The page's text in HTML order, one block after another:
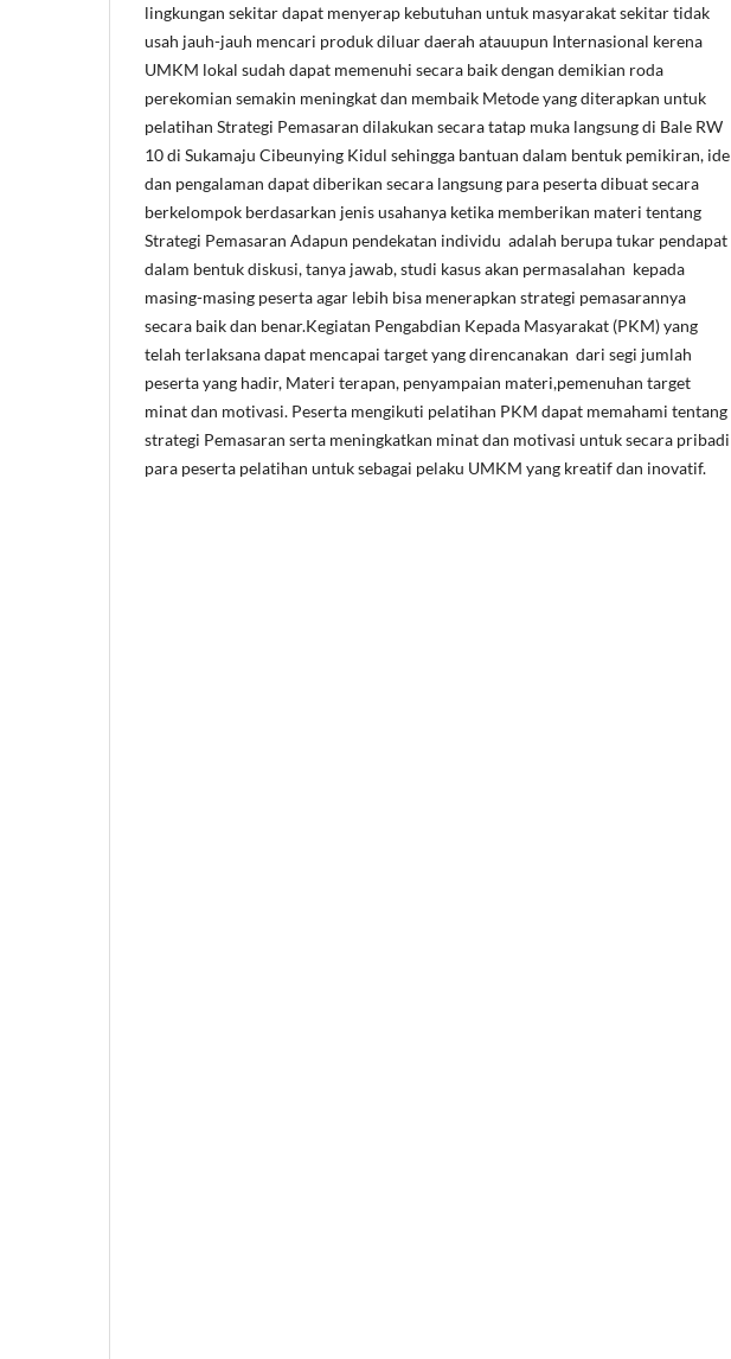
lingkungan sekitar dapat menyerap kebutuhan untuk masyarakat sekitar tidak
usah jauh-jauh mencari produk diluar daerah atauupun Internasional kerena
UMKM lokal sudah dapat memenuhi secara baik dengan demikian roda
perekomian semakin meningkat dan membaik Metode yang diterapkan untuk
pelatihan Strategi Pemasaran dilakukan secara tatap muka langsung di Bale RW
10 di Sukamaju Cibeunying Kidul sehingga bantuan dalam bentuk pemikiran, ide
dan pengalaman dapat diberikan secara langsung para peserta dibuat secara
berkelompok berdasarkan jenis usahanya ketika memberikan materi tentang
Strategi Pemasaran Adapun pendekatan individu adalah berupa tukar pendapat
dalam bentuk diskusi, tanya jawab, studi kasus akan permasalahan kepada
masing-masing peserta agar lebih bisa menerapkan strategi pemasarannya
secara baik dan benar.Kegiatan Pengabdian Kepada Masyarakat (PKM) yang
telah terlaksana dapat mencapai target yang direncanakan dari segi jumlah
peserta yang hadir, Materi terapan, penyampaian materi,pemenuhan target
minat dan motivasi. Peserta mengikuti pelatihan PKM dapat memahami tentang
strategi Pemasaran serta meningkatkan minat dan motivasi untuk secara pribadi
para peserta pelatihan untuk sebagai pelaku UMKM yang kreatif dan inovatif.